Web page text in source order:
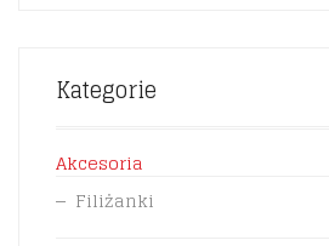
Kategorie
Akcesoria
Filiżanki